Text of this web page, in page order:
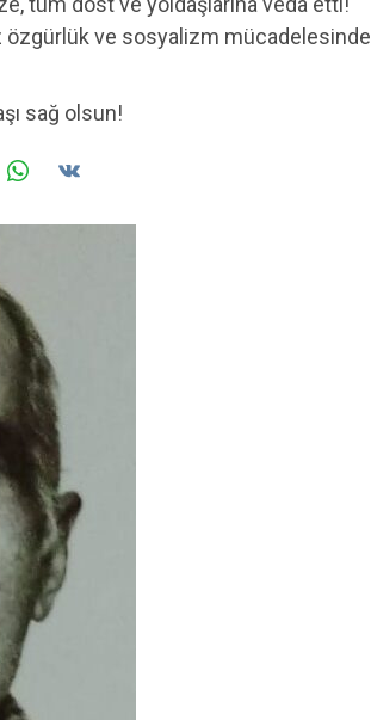
özgürlük ve sosyalizm mücadelesinde
sağ olsun!